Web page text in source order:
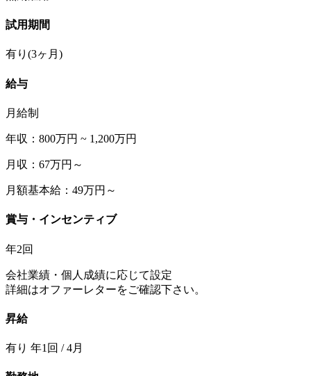
試用期間
有り(3ヶ月)
給与
月給制
年収：800万円 ~ 1,200万円
月収：67万円～
月額基本給：49万円～
賞与・インセンティブ
年2回
会社業績・個人成績に応じて設定
詳細はオファーレターをご確認下さい。
昇給
有り 年1回 / 4月